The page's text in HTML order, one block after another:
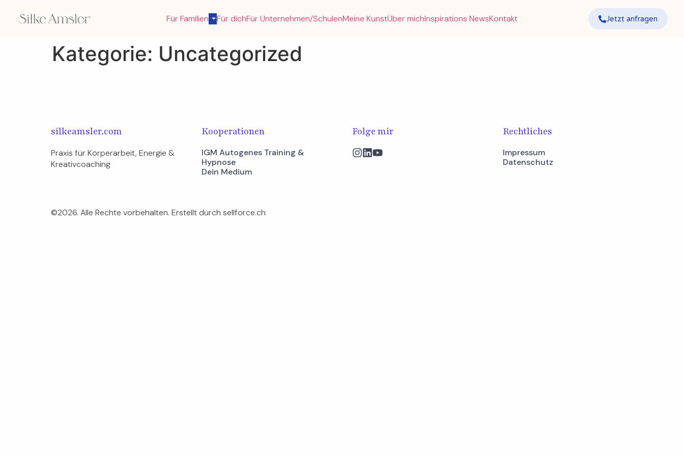
Für Familien Für dichFür Unternehmen/SchulenMeine KunstÜber michInspirations NewsKontakt Jetzt anfragen
Kategorie: Uncategorized
silkeamsler.com
Praxis für Körperarbeit, Energie &
Kreativcoaching​
Kooperationen
IGM Autogenes Training &
Hypnose
Dein Medium
Folge mir Rechtliches
Impressum
Datenschutz
©2026. Alle Rechte vorbehalten. Erstellt durch sellforce.ch